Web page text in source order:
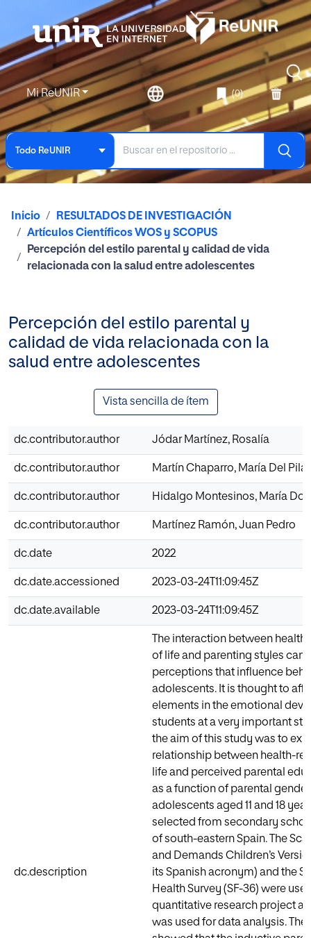
Mi ReUNIR (0)
Todo ReUNIR
Inicio
RESULTADOS DE INVESTIGACIÓN
Artículos Científicos WOS y SCOPUS
Percepción del estilo parental y calidad de vida
relacionada con la salud entre adolescentes
Percepción del estilo parental y
calidad de vida relacionada con la
salud entre adolescentes
Vista sencilla de ítem
dc.contributor.author Jódar Martínez, Rosalía
dc.contributor.author Martín Chaparro, María Del Pilar
dc.contributor.author Hidalgo Montesinos, María
dc.contributor.author Martínez Ramón, Juan Pedro
dc.date 2022
dc.date.accessioned 2023-03-24T11:09:45Z
dc.date.available 2023-03-24T11:09:45Z
dc.description
The interaction between
of life and parenting styles can
perceptions that influence
adolescents. It is thought to
elements in the emotional
students at a very important
the aim of this study was to
relationship between health-
life and perceived parental
as a function of parental
adolescents aged 11 and 18
selected from secondary
of south-eastern Spain. The
and Demands Children’s
its Spanish acronym) and the
Health Survey (SF-36) were
quantitative research project
was used for data analysis. The